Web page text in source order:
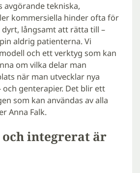
avgörande tekniska,
kommersiella hinder ofta för
långsamt att rätta till –
aldrig patienterna. Vi
och ett verktyg som kan
om vilka delar man
när man utvecklar nya
och genterapier. Det blir ett
som kan användas av alla
Anna Falk.
integrerat är